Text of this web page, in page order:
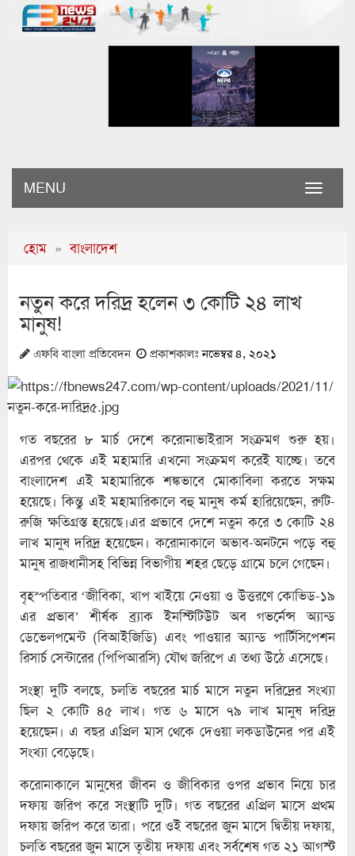
Toggle
MENU
হোম » বাংলাদেশ
নতুন করে দরিদ্র হলেন ৩ কোটি ২৪ লাখ
মানুষ!
এফবি বাংলা প্রতিবেদন প্রকাশকালঃনভেম্বর ৪, ২০২১
গত বছরের ৮ মার্চ দেশে করোনাভাইরাস সংক্রমণ শুরু হয়।
এরপর থেকে এই মহামারি এখনো সংক্রমণ করেই যাচ্ছে। তবে
বাংলাদেশ এই মহামারিকে শঙ্কভাবে মোকাবিলা করতে সক্ষম
হয়েছে। কিন্তু এই মহামারিকালে বহু মানুষ কর্ম হারিয়েছেন, রুটি-
রুজি ক্ষতিগ্রস্ত হয়েছে।এর প্রভাবে দেশে নতুন করে ৩ কোটি ২৪
লাখ মানুষ দরিদ্র হয়েছেন। করোনাকালে অভাব-অনটনে পড়ে বহু
মানুষ রাজধানীসহ বিভিন্ন বিভাগীয় শহর ছেড়ে গ্রামে চলে গেছেন।
বৃহস্পতিবার ‘জীবিকা, খাপ খাইয়ে নেওয়া ও উত্তরণে কোভিড-১৯
এর প্রভাব’ শীর্ষক ব্র্যাক ইনস্টিটিউট অব গভর্নেন্স অ্যান্ড
ডেভেলপমেন্ট (বিআইজিডি) এবং পাওয়ার অ্যান্ড পার্টিসিপেশন
রিসার্চ সেন্টারের (পিপিআরসি) যৌথ জরিপে এ তথ্য উঠে এসেছে।
সংস্থা দুটি বলছে, চলতি বছরের মার্চ মাসে নতুন দরিদ্রের সংখ্যা
ছিল ২ কোটি ৪৫ লাখ। গত ৬ মাসে ৭৯ লাখ মানুষ দরিদ্র
হয়েছেন। এ বছর এপ্রিল মাস থেকে দেওয়া লকডাউনের পর এই
সংখ্যা বেড়েছে।
করোনাকালে মানুষের জীবন ও জীবিকার ওপর প্রভাব নিয়ে চার
দফায় জরিপ করে সংস্থাটি দুটি। গত বছরের এপ্রিল মাসে প্রথম
দফায় জরিপ করে তারা। পরে ওই বছরের জুন মাসে দ্বিতীয় দফায়,
চলতি বছরের জুন মাসে তৃতীয় দফায় এবং সর্বশেষ গত ২১ আগস্ট